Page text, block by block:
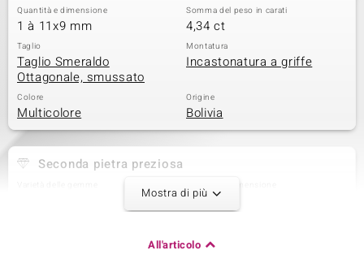
Quantità e dimensione
1 à 11x9 mm
Somma del peso in carati
4,34 ct
Taglio
Taglio Smeraldo
Ottagonale, smussato
Montatura
Incastonatura a griffe
Colore
Multicolore
Origine
Bolivia
Seconda pietra preziosa
Quantità e dimensione
14 à 1,7 mm
Taglio rotondo
Mostra di più
All'articolo